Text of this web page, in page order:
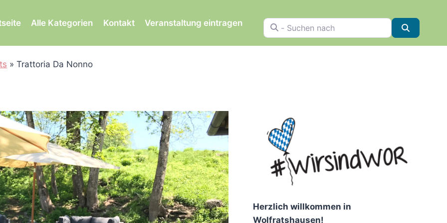
Alle Kategorien Kontakt Veranstaltung eintragen - Suchen nach
»Trattoria Da Nonno
Herzlich willkommen in
Wolfratshausen!